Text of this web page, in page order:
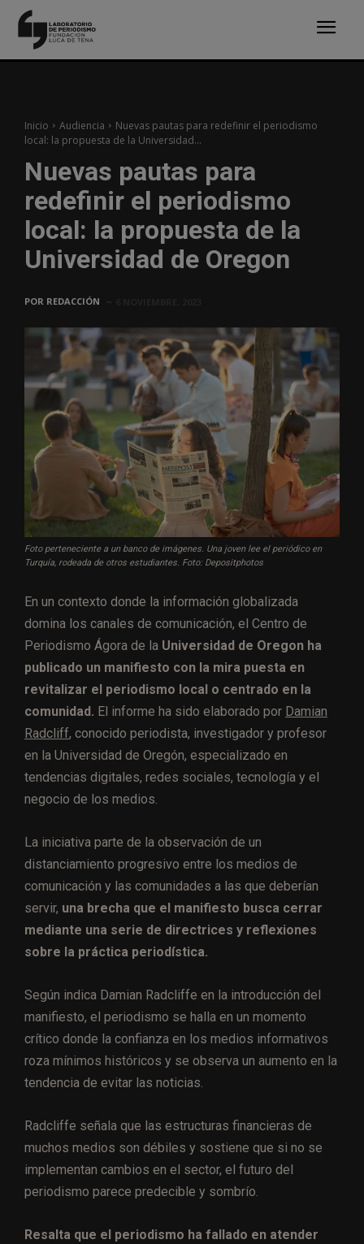
Inicio Audiencia
Nuevas pautas para redefinir el periodismo
local: la propuesta de la Universidad...
Nuevas pautas para
redefinir el periodismo
local: la propuesta de la
Universidad de Oregon
POR REDACCIÓN
Foto perteneciente a un banco de imágenes. Una joven lee el periódico en
Turquía, rodeada de otros estudiantes. Foto: Depositphotos
En un contexto donde la información globalizada
domina los canales de comunicación, el Centro de
Periodismo Ágora de la Universidad de Oregon ha
publicado un manifiesto con la mira puesta en
revitalizar el periodismo local o centrado en la
comunidad. El informe ha sido elaborado por Damian
Radcliff, conocido periodista, investigador y profesor
en la Universidad de Oregón, especializado en
tendencias digitales, redes sociales, tecnología y el
negocio de los medios.
La iniciativa parte de la observación de un
distanciamiento progresivo entre los medios de
comunicación y las comunidades a las que deberían
servir, una brecha que el manifiesto busca cerrar
mediante una serie de directrices y reflexiones
sobre la práctica periodística.
Según indica Damian Radcliffe en la introducción del
manifiesto, el periodismo se halla en un momento
crítico donde la confianza en los medios informativos
roza mínimos históricos y se observa un aumento en la
tendencia de evitar las noticias.
Radcliffe señala que las estructuras financieras de
muchos medios son débiles y sostiene que si no se
implementan cambios en el sector, el futuro del
periodismo parece predecible y sombrío.
Resalta que el periodismo ha fallado en atender